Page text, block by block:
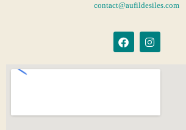
contact@aufildesiles.com